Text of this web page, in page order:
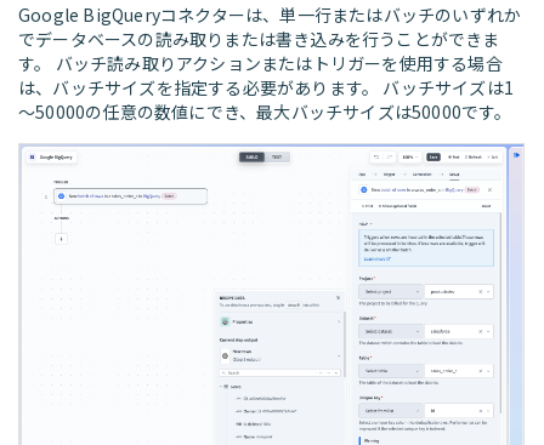
Google BigQueryコネクターは、単一行またはバッチのいずれか
でデータベースの読み取りまたは書き込みを行うことができま
す。 バッチ読み取りアクションまたはトリガーを使用する場合
は、バッチサイズを指定する必要があります。 バッチサイズは1
～50000の任意の数値にでき、最大バッチサイズは50000です。